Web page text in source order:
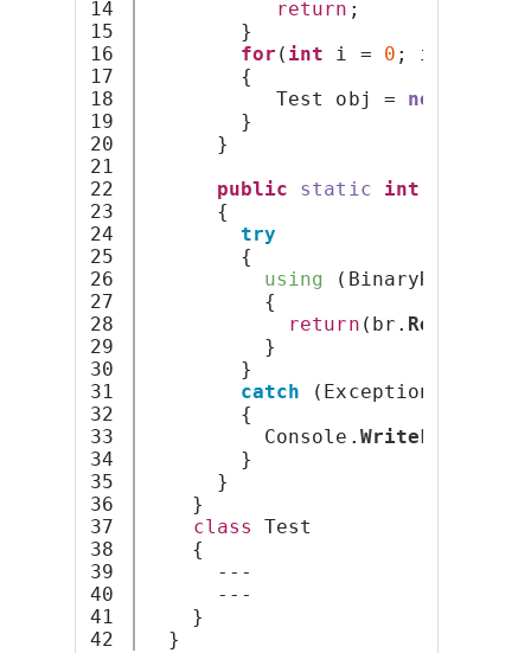
14
15
16
17
18
19
20
21
22
23
24
25
26
27
28
29
30
31
32
33
34
35
36
37
38
39
40
41
return ;
}
for ( int i = 0 ; i < num;
{
Test obj = new
}
}
public
static int
{
try
{
using
(BinaryReader
{
return (br. ReadInt32
}
}
catch (Exception e)
{
Console. WriteLine
}
}
}
class
Test
{
---
---
}
}